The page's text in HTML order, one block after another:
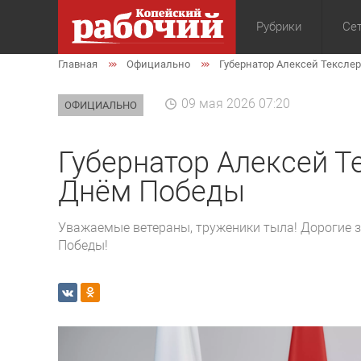
Рубрики
Общество
Главная Официально Губернатор Алексей
ОФИЦИАЛЬНО 09 мая 2026 07:20
Губернатор Алексей
Днём Победы
Уважаемые ветераны, труженики тыла! Дорогие
Победы!